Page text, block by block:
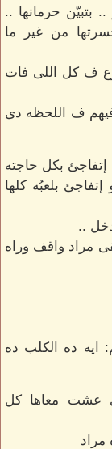
بتبيّن حرمانها ..
من غير ما
ف كل اللى فات
ف اللحظه دى
بكل حاجته
بلعبُه كلها
..
مراد واقف وراه
ده الكلب ده
عشت معاها كل